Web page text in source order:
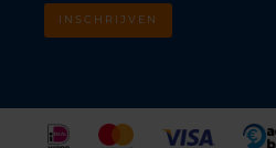
INSCHRIJVEN